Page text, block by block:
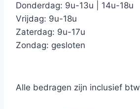
Donderdag: 9u-13u | 14u-18u
Vrijdag: 9u-18u
Zaterdag: 9u-17u
Zondag: gesloten
Alle bedragen zijn inclusief btw